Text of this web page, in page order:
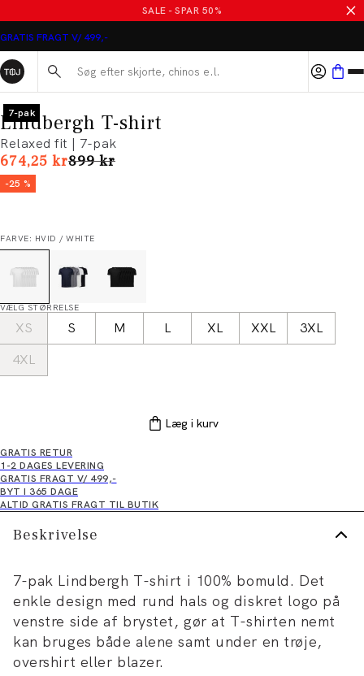
SALE - SPAR 50%
GRATIS FRAGT V/ 499,-
Søg her...
7-pak
Lindbergh T-shirt
Relaxed fit | 7-pak
674,25 krI alt (uden rabat)
899 kr
-25 %
FARVE: HVID / WHITE
VÆLG STØRRELSE
XS S M L XL XXL
3XL
4XL
Læg i kurv
GRATIS RETUR
1-2 DAGES LEVERING
GRATIS FRAGT V/ 499,-
BYT I 365 DAGE
ALTID GRATIS FRAGT TIL BUTIK
Beskrivelse
7-pak Lindbergh T-shirt i 100% bomuld. Det
enkle design med rund hals og diskret logo på
venstre side af brystet, gør at T-shirten nemt
kan bruges både alene samt under en trøje,
overshirt eller blazer.